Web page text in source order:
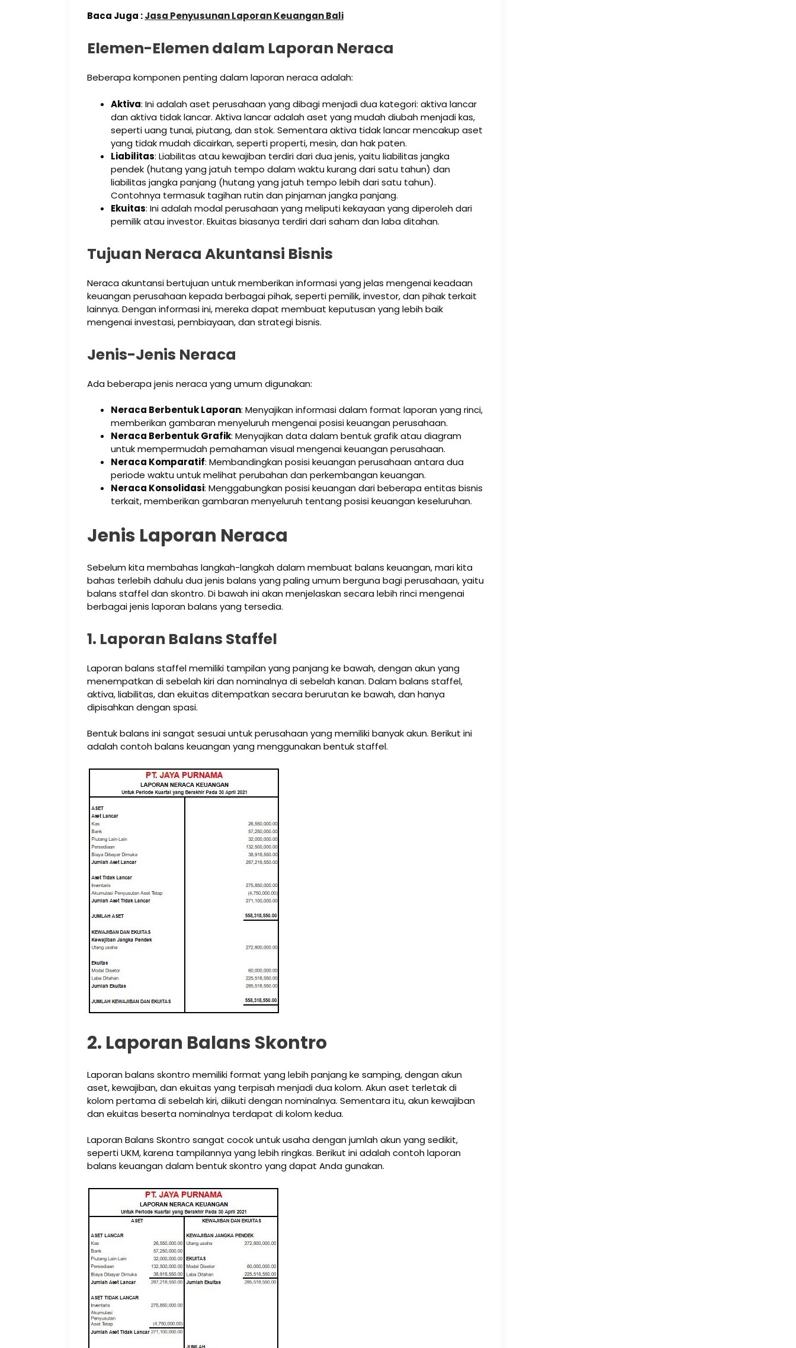
Baca Juga :Jasa Penyusunan Laporan Keuangan Bali
Elemen-Elemen dalam Laporan Neraca
Beberapa komponen penting dalam laporan neraca adalah:
Aktiva: Ini adalah aset perusahaan yang dibagi menjadi dua kategori: aktiva lancar
dan aktiva tidak lancar. Aktiva lancar adalah aset yang mudah diubah menjadi kas,
seperti uang tunai, piutang, dan stok. Sementara aktiva tidak lancar mencakup aset
yang tidak mudah dicairkan, seperti properti, mesin, dan hak paten.
Liabilitas: Liabilitas atau kewajiban terdiri dari dua jenis, yaitu liabilitas jangka
pendek (hutang yang jatuh tempo dalam waktu kurang dari satu tahun) dan
liabilitas jangka panjang (hutang yang jatuh tempo lebih dari satu tahun).
Contohnya termasuk tagihan rutin dan pinjaman jangka panjang.
Ekuitas: Ini adalah modal perusahaan yang meliputi kekayaan yang diperoleh dari
pemilik atau investor. Ekuitas biasanya terdiri dari saham dan laba ditahan.
Tujuan Neraca Akuntansi Bisnis
Neraca akuntansi bertujuan untuk memberikan informasi yang jelas mengenai keadaan
keuangan perusahaan kepada berbagai pihak, seperti pemilik, investor, dan pihak terkait
lainnya. Dengan informasi ini, mereka dapat membuat keputusan yang lebih baik
mengenai investasi, pembiayaan, dan strategi bisnis.
Jenis-Jenis Neraca
Ada beberapa jenis neraca yang umum digunakan:
Neraca Berbentuk Laporan: Menyajikan informasi dalam format laporan yang rinci,
memberikan gambaran menyeluruh mengenai posisi keuangan perusahaan.
Neraca Berbentuk Grafik: Menyajikan data dalam bentuk grafik atau diagram
untuk mempermudah pemahaman visual mengenai keuangan perusahaan.
Neraca Komparatif: Membandingkan posisi keuangan perusahaan antara dua
periode waktu untuk melihat perubahan dan perkembangan keuangan.
Neraca Konsolidasi: Menggabungkan posisi keuangan dari beberapa entitas bisnis
terkait, memberikan gambaran menyeluruh tentang posisi keuangan keseluruhan.
Jenis Laporan Neraca
Sebelum kita membahas langkah-langkah dalam membuat balans keuangan, mari kita
bahas terlebih dahulu dua jenis balans yang paling umum berguna bagi perusahaan, yaitu
balans staffel dan skontro. Di bawah ini akan menjelaskan secara lebih rinci mengenai
berbagai jenis laporan balans yang tersedia.
1. Laporan Balans Staffel
Laporan balans staffel memiliki tampilan yang panjang ke bawah, dengan akun yang
menempatkan di sebelah kiri dan nominalnya di sebelah kanan. Dalam balans staffel,
aktiva, liabilitas, dan ekuitas ditempatkan secara berurutan ke bawah, dan hanya
dipisahkan dengan spasi.
Bentuk balans ini sangat sesuai untuk perusahaan yang memiliki banyak akun. Berikut ini
adalah contoh balans keuangan yang menggunakan bentuk staffel.
2. Laporan Balans Skontro
Laporan balans skontro memiliki format yang lebih panjang ke samping, dengan akun
aset, kewajiban, dan ekuitas yang terpisah menjadi dua kolom. Akun aset terletak di
kolom pertama di sebelah kiri, diikuti dengan nominalnya. Sementara itu, akun kewajiban
dan ekuitas beserta nominalnya terdapat di kolom kedua.
Laporan Balans Skontro sangat cocok untuk usaha dengan jumlah akun yang sedikit,
seperti UKM, karena tampilannya yang lebih ringkas. Berikut ini adalah contoh laporan
balans keuangan dalam bentuk skontro yang dapat Anda gunakan.